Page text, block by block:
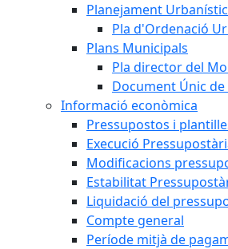
Planejament Urbanístic
Pla d'Ordenació
Plans Municipals
Pla director del
Document Únic de
Informació econòmica
Pressupostos i
Execució
Modificacions
Estabilitat
Liquidació del
Compte general
Període mitjà de